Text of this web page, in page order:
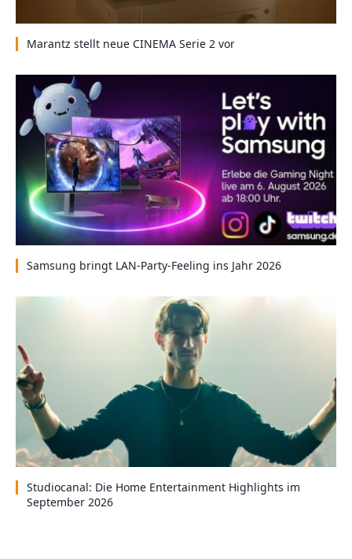
Marantz stellt neue CINEMA Serie 2 vor
Samsung bringt LAN-Party-Feeling ins Jahr 2026
Studiocanal: Die Home Entertainment Highlights im
September 2026